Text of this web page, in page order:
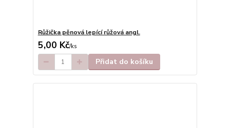
Růžička pěnová lepící růžová angl.
5,00 Kč/ks
Přidat do košíku